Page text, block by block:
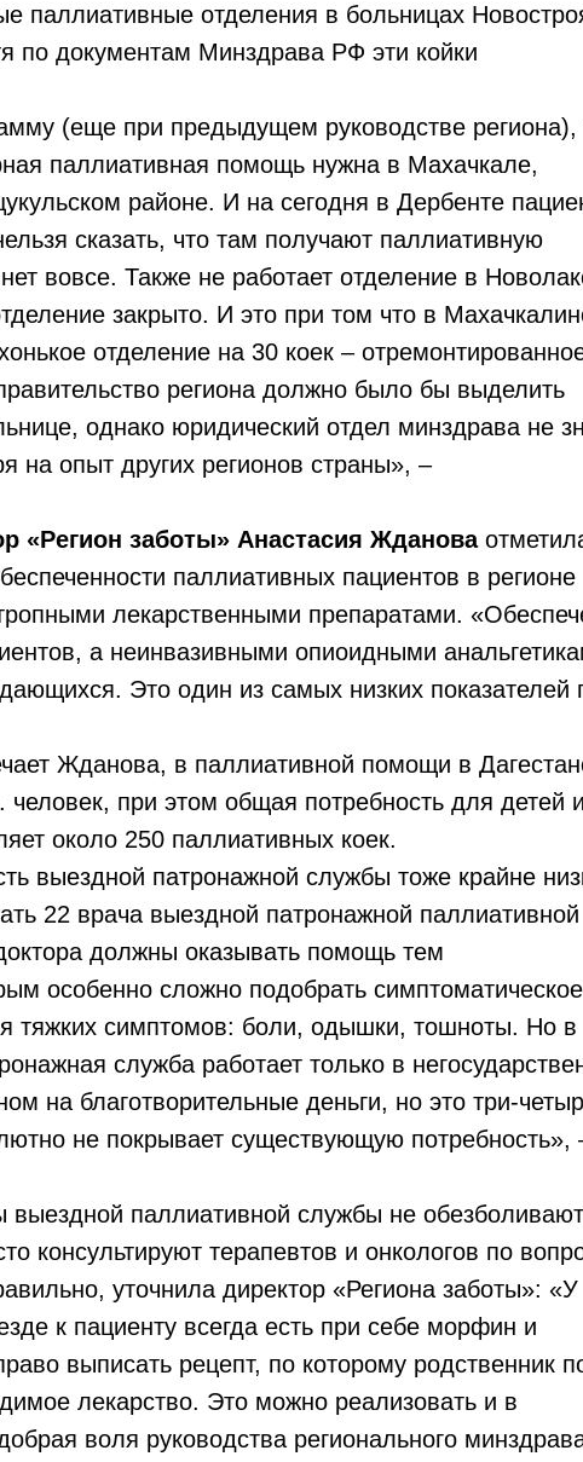
паллиативные отделения в больницах
по документам Минздрава РФ эти койки
(еще при предыдущем руководстве региона),
паллиативная помощь нужна в Махачкале,
районе. И на сегодня в Дербенте
сказать, что там получают паллиативную
вовсе. Также не работает отделение в
закрыто. И это при том что в
отделение на 30 коек –
региона должно было бы выделить
однако юридический отдел минздрава не
на опыт других регионов страны», –
«Регион заботы» Анастасия Жданова
паллиативных пациентов в регионе
лекарственными препаратами.
а неинвазивными опиоидными
Это один из самых низких показателей
Жданова, в паллиативной помощи в
при этом общая потребность для детей и
около 250 паллиативных коек.
выездной патронажной службы тоже крайне
22 врача выездной патронажной паллиативной
должны оказывать помощь тем
особенно сложно подобрать симптоматическое
тяжких симптомов: боли, одышки, тошноты. Но в
служба работает только в
на благотворительные деньги, но это три-
не покрывает существующую потребность»,
выездной паллиативной службы не обезболивают
консультируют терапевтов и онкологов по
уточнила директор «Региона заботы»: «У
к пациенту всегда есть при себе морфин и
выписать рецепт, по которому родственник
лекарство. Это можно реализовать и в
воля руководства регионального